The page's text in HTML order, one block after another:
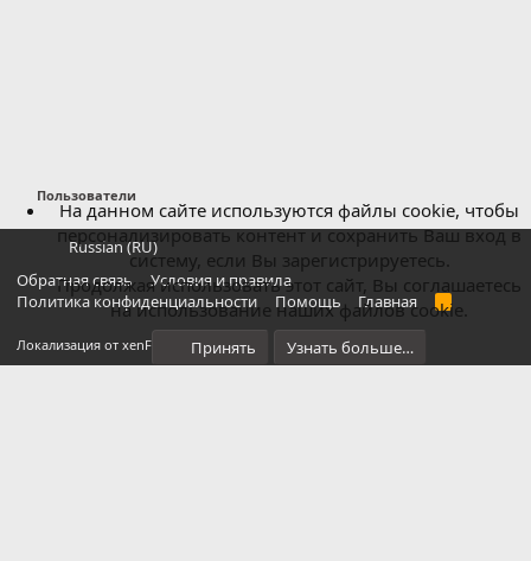
Пользователи
Russian (RU)
Обратная связь
Условия и правила
Политика конфиденциальности
Помощь Главная
R
S
Локализация от xenForo.Info
На данном сайте используются файлы cookie, чтобы
персонализировать контент и сохранить Ваш вход в
систему, если Вы зарегистрируетесь.
Продолжая использовать этот сайт, Вы соглашаетесь
на использование наших файлов cookie.
Принять Узнать больше…